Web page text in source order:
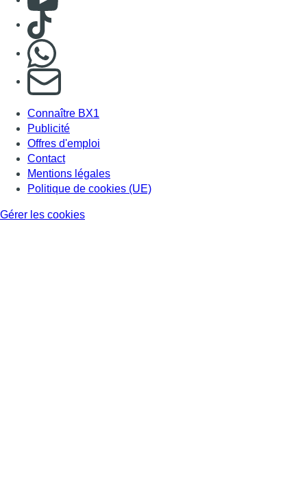
Consulter TikTok
S'abonner à notre newsletter
Connaître BX1
Publicité
Offres d'emploi
Contact
Mentions légales
Politique de cookies (UE)
Gérer les cookies